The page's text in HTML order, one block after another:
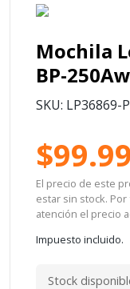
Mochila
BP-
SKU: LP36869-
El precio de este
estar sin stock.
atención el precio
Impuesto incluido.
Stock